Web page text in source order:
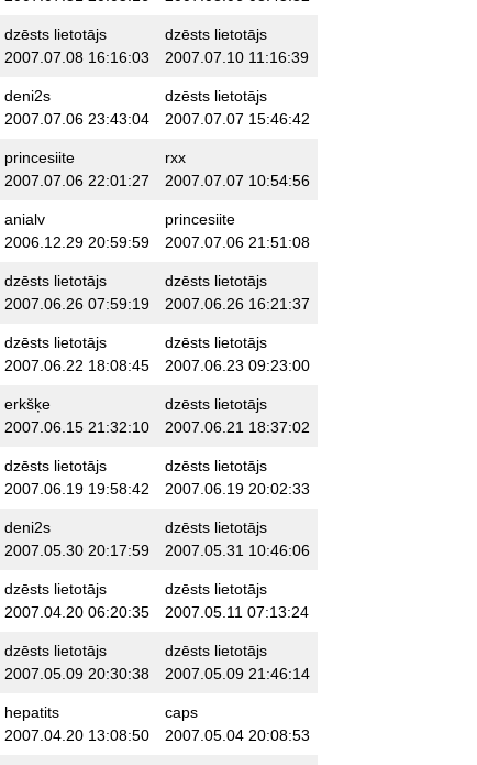
dzēsts lietotājs
2007.07.08 16:16:03
dzēsts lietotājs
2007.07.10 11:16:39
deni2s
2007.07.06 23:43:04
dzēsts lietotājs
2007.07.07 15:46:42
princesiite
2007.07.06 22:01:27
rxx
2007.07.07 10:54:56
anialv
2006.12.29 20:59:59
princesiite
2007.07.06 21:51:08
dzēsts lietotājs
2007.06.26 07:59:19
dzēsts lietotājs
2007.06.26 16:21:37
dzēsts lietotājs
2007.06.22 18:08:45
dzēsts lietotājs
2007.06.23 09:23:00
erkšķe
2007.06.15 21:32:10
dzēsts lietotājs
2007.06.21 18:37:02
dzēsts lietotājs
2007.06.19 19:58:42
dzēsts lietotājs
2007.06.19 20:02:33
deni2s
2007.05.30 20:17:59
dzēsts lietotājs
2007.05.31 10:46:06
dzēsts lietotājs
2007.04.20 06:20:35
dzēsts lietotājs
2007.05.11 07:13:24
dzēsts lietotājs
2007.05.09 20:30:38
dzēsts lietotājs
2007.05.09 21:46:14
hepatits
2007.04.20 13:08:50
caps
2007.05.04 20:08:53